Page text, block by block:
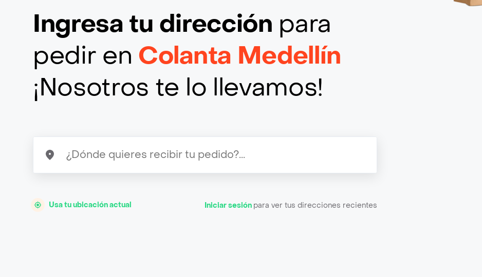
Ingresa tu dirección para
pedir en Colanta Medellín
¡Nosotros te lo llevamos!
Usa tu ubicación actual Iniciar sesión para ver tus direcciones recientes